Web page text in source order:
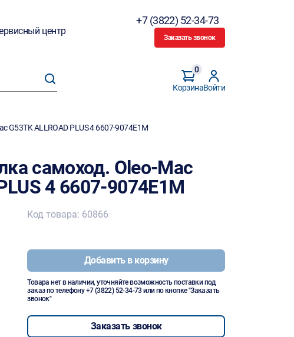
центр
+7 (3822) 52-34-73
Заказать звонок
Корзина
0
Войти
G53TK ALLROAD PLUS 4 6607-9074E1M
самоход. Oleo-Mac
4 6607-9074E1M
Код товара: 60866
Добавить в корзину
Товара нет в наличии, уточняйте возможность поставки под
заказ по телефону+7 (3822) 52-34-73 или по кнопке "Заказать
звонок"
Заказать звонок